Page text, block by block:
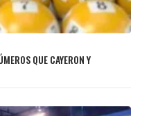
QUE CAYERON Y